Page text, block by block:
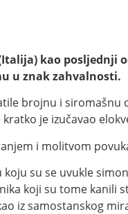
kao
u znak zahvalnosti.
brojnu i
je izučavao
i molitvom
su se uvukle
koji su tome
iz samostanskog